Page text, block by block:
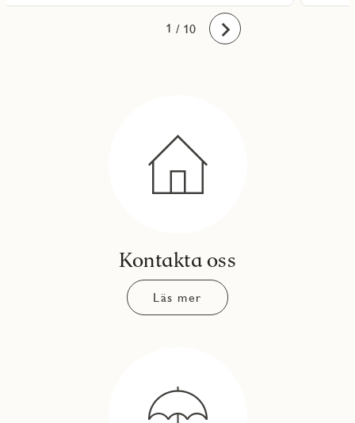
1
2
3
4
5
6
7
8
9
10 / 10 Framåt
Kontakta oss
Läs mer